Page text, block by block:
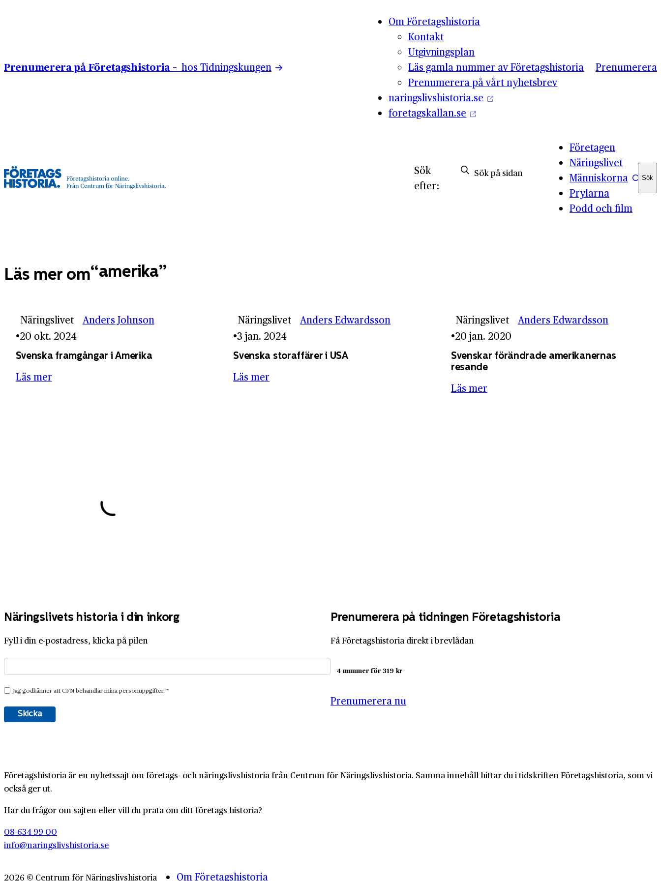
Prenumerera på Företagshistoria – hos Tidningskungen
Om Företagshistoria
Kontakt
Utgivningsplan
Läs gamla nummer av Företagshistoria
Prenumerera på vårt nyhetsbrev
naringslivshistoria.se
foretagskallan.se
Prenumerera
Företagen
Näringslivet
Människorna
Prylarna
Podd och film
Sök
efter:
Sök
Sök
Läs mer om amerika
Näringslivet
Anders Johnson
20 okt. 2024
Svenska framgångar i Amerika
Läs mer
Näringslivet
Anders Edwardsson
3 jan. 2024
Svenska storaffärer i USA
Läs mer
Näringslivet
Anders Edwardsson
20 jan. 2020
Svenskar förändrade amerikanernas
resande
Läs mer
Näringslivets historia i din inkorg
Fyll i din e-postadress, klicka på pilen
Prenumerera på tidningen Företagshistoria
Få Företagshistoria direkt i brevlådan
4 nummer för 319 kr
Prenumerera nu
Företagshistoria är en nyhetssajt om företags- och näringslivshistoria från Centrum för Näringslivshistoria. Samma innehåll hittar du i tidskriften Företagshistoria, som vi
också ger ut.
Har du frågor om sajten eller vill du prata om ditt företags historia?
08-634 99 00
info@naringslivshistoria.se
2026 © Centrum för Näringslivshistoria Om Företagshistoria